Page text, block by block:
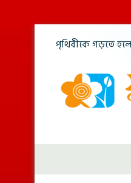
পৃথিবীকে গড়তে